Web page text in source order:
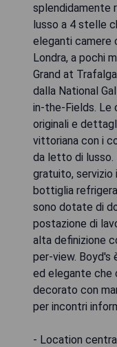
splendidamente
lusso a 4 stelle
eleganti camere
Londra, a pochi
Grand at
dalla National
in-the-Fields.
originali e
vittoriana con i
da letto di lusso.
gratuito, servizio
bottiglia
sono dotate di
postazione di
alta definizione
per-view. Boyd's
ed elegante che
decorato con
per incontri
- Location